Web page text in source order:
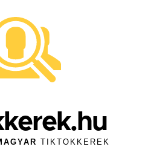
TIKTOKKEREK